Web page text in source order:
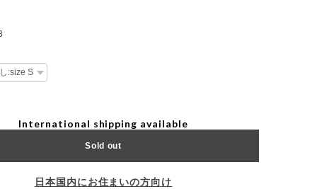
International shipping available
Sold out
日本国内にお住まいの方向け